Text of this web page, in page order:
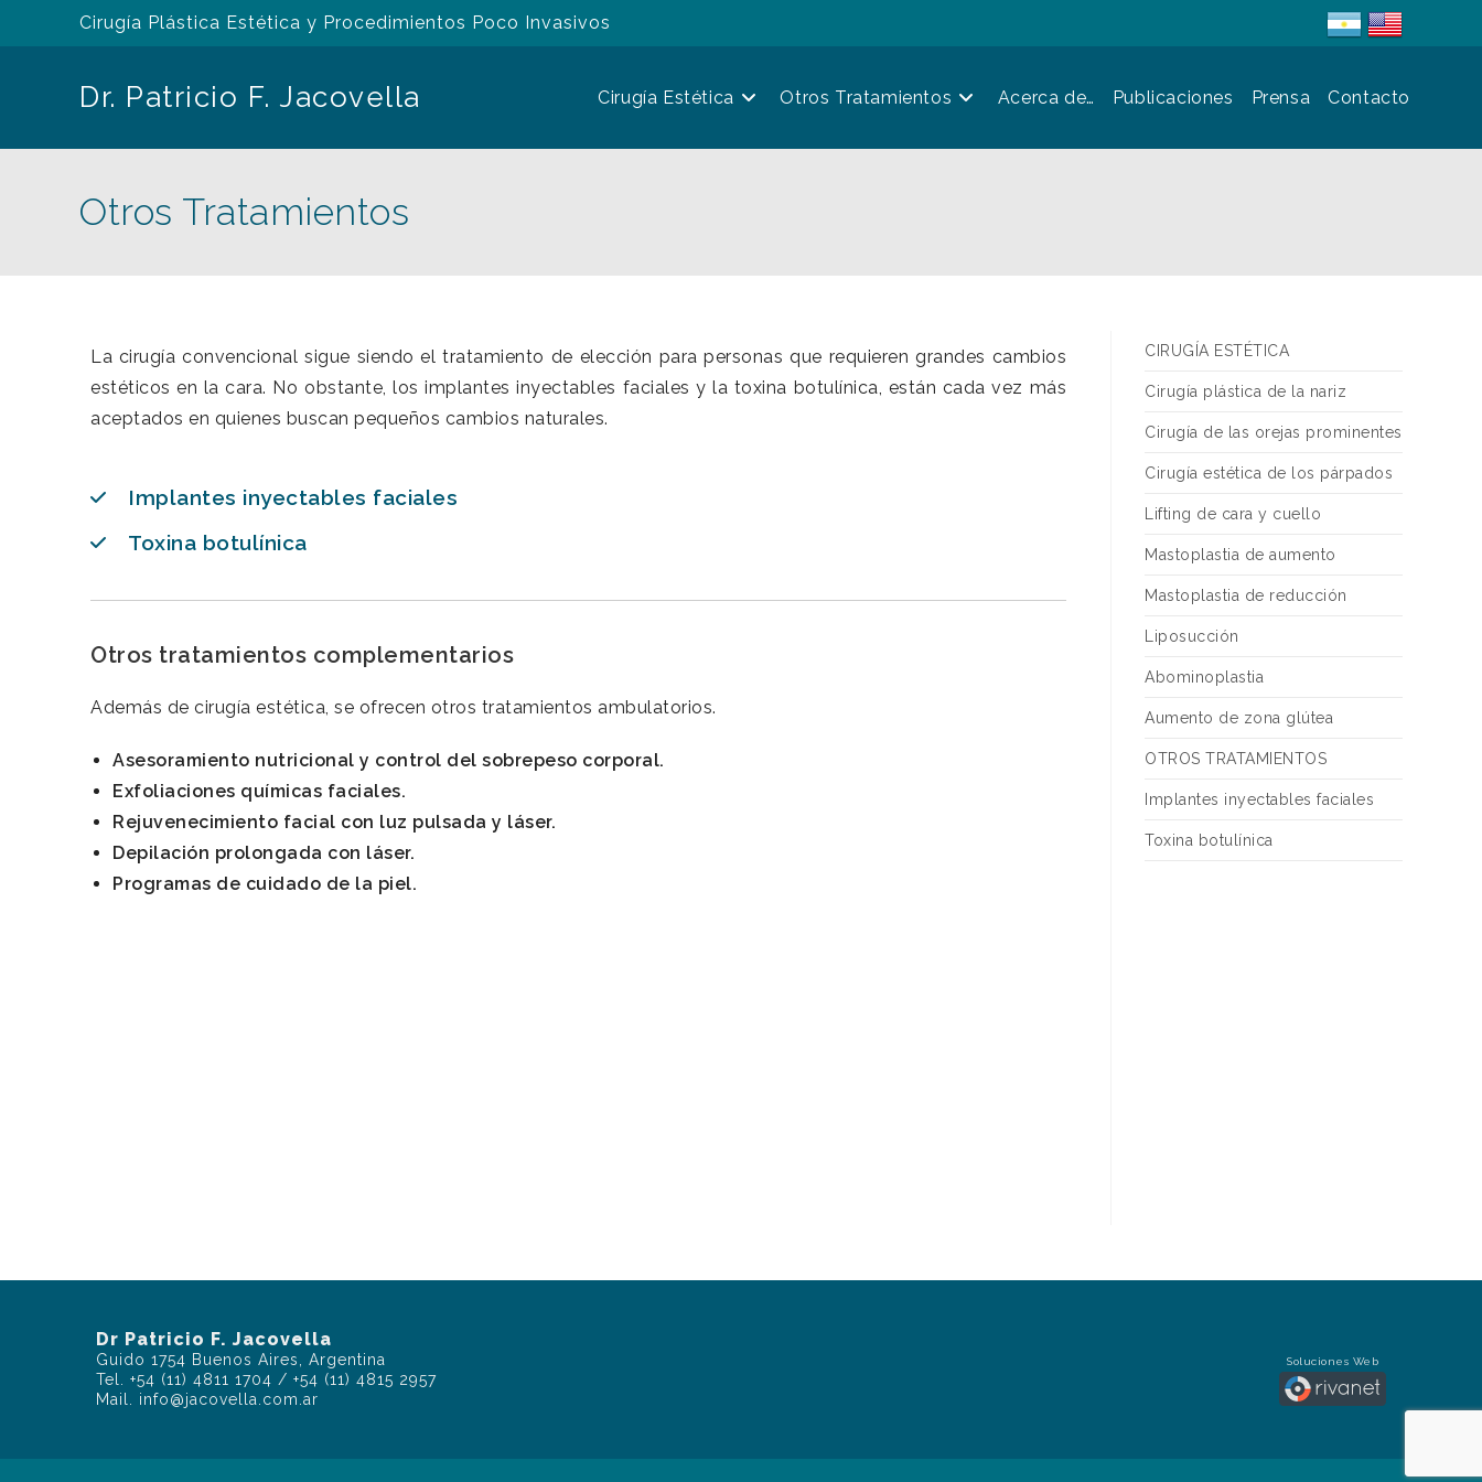
Cirugía Plástica Estética y Procedimientos Poco Invasivos
Dr. Patricio F. Jacovella Cirugía Estética Otros Tratamientos Acerca de… Publicaciones Prensa Contacto
Otros Tratamientos
La cirugía convencional sigue siendo el tratamiento de elección para personas que requieren grandes cambios
estéticos en la cara. No obstante, los implantes inyectables faciales y la toxina botulínica, están cada vez más
aceptados en quienes buscan pequeños cambios naturales.
Implantes inyectables faciales
Toxina botulínica
Otros tratamientos complementarios
Además de cirugía estética, se ofrecen otros tratamientos ambulatorios.
Asesoramiento nutricional y control del sobrepeso corporal.
Exfoliaciones químicas faciales.
Rejuvenecimiento facial con luz pulsada y láser.
Depilación prolongada con láser.
Programas de cuidado de la piel.
CIRUGÍA ESTÉTICA
Cirugía plástica de la nariz
Cirugía de las orejas prominentes
Cirugía estética de los párpados
Lifting de cara y cuello
Mastoplastia de aumento
Mastoplastia de reducción
Liposucción
Abominoplastia
Aumento de zona glútea
OTROS TRATAMIENTOS
Implantes inyectables faciales
Toxina botulínica
Dr Patricio F. Jacovella
Guido 1754 Buenos Aires, Argentina
Tel. +54 (11) 4811 1704 / +54 (11) 4815 2957
Mail. info@jacovella.com.ar
Soluciones Web